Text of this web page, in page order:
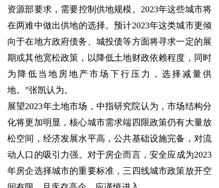
资源部要求，需要控制供地规模。2023年这些城市将
在两难中做出供地的选择。预计2023年这类城市更倾
向于在地方政府债务、城投债等方面将寻求一定的展
期或其他宽松政策，以降低土地财政依赖程度，同时
为降低当地房地产市场下行压力，选择减量供
地。”张凯认为。
展望2023年土地市场，中指研究院认为，市场结构分
化将更加明显，核心城市需求端四限政策仍有大量放
松空间，经济发展水平高，公共基础设施完备，对流
动人口的吸引力强。对于房企而言，安全应成为2023
年房企选择城市的重要标准，三四线城市政策放开空